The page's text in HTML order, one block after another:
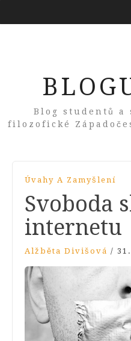
Blog studentů a
filozofické
Úvahy A Zamyšlení
Svoboda
internetu
Alžběta Divišová /